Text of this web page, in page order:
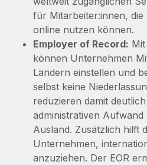
für Mitarbeiter:innen,
online nutzen können.
Employer of Record:
können Unternehmen
Ländern einstellen und
selbst keine
reduzieren damit
administrativen Aufwand
Ausland. Zusätzlich hilft
Unternehmen,
anzuziehen. Der EOR